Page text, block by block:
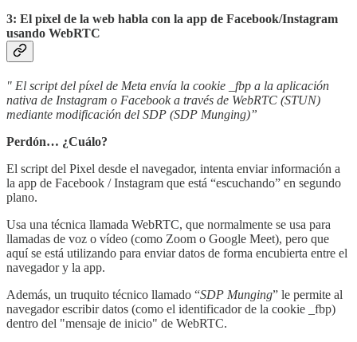
3: El pixel de la web habla con la app de Facebook/Instagram
usando WebRTC
" El script del píxel de Meta envía la cookie _fbp a la aplicación
nativa de Instagram o Facebook a través de WebRTC (STUN)
mediante modificación del SDP (SDP Munging)”
Perdón… ¿Cuálo?
El script del Pixel desde el navegador, intenta enviar información a
la app de Facebook / Instagram que está “escuchando” en segundo
plano.
Usa una técnica llamada WebRTC, que normalmente se usa para
llamadas de voz o vídeo (como Zoom o Google Meet), pero que
aquí se está utilizando para enviar datos de forma encubierta entre el
navegador y la app.
Además, un truquito técnico llamado “SDP Munging” le permite al
navegador escribir datos (como el identificador de la cookie _fbp)
dentro del "mensaje de inicio" de WebRTC.